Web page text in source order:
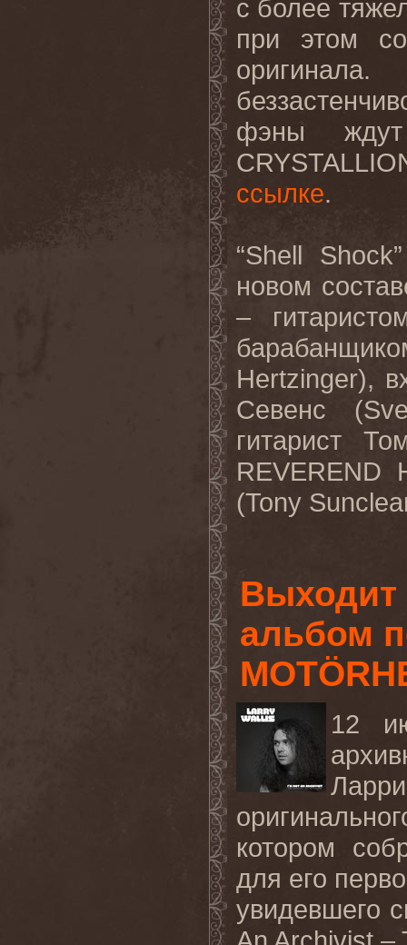
с более
при этом
фэны
ссылке.
“Shell
новом
–
Hertzinger),
Севенс
гитарист
REVEREND
(Tony
альбом
12
котором
для его
увидевшего